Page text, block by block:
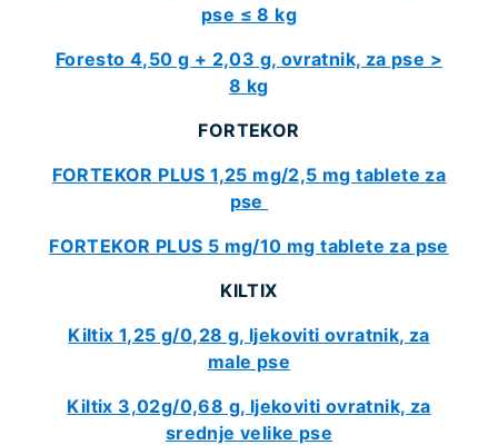
pse ≤ 8 kg
Foresto 4,50 g + 2,03 g, ovratnik, za pse >
8 kg
FORTEKOR
FORTEKOR PLUS 1,25 mg/2,5 mg tablete za
pse
FORTEKOR PLUS 5 mg/10 mg tablete za pse
KILTIX
Kiltix 1,25 g/0,28 g, ljekoviti ovratnik, za
male pse
Kiltix 3,02g/0,68 g, ljekoviti ovratnik, za
srednje velike pse